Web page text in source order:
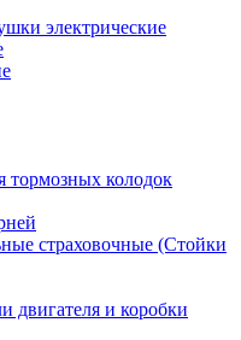
электрические
тормозных колодок
страховочные (Стойки
двигателя и коробки